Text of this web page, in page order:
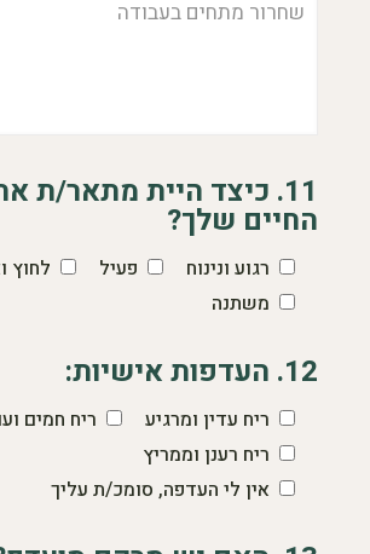
11. כיצד היית מתאר/ת
החיים שלך?
רגוע ונינוח פעיל
לחוץ
משתנה
12. העדפות אישיות:
ריח עדין ומרגיע
ריח חמים
ריח רענן וממריץ
אין לי העדפה, סומכ/ת עליך